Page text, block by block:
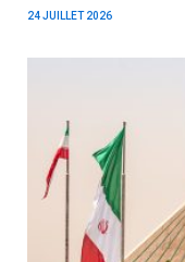
24 JUILLET 2026